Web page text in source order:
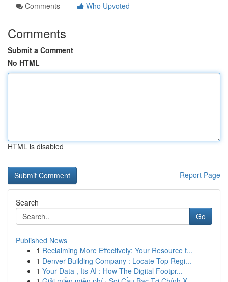
Comments
Who Upvoted
Comments
Submit a Comment
No HTML
HTML is disabled
Report Page
Search
Go
Published News
1 Reclaiming More Effectively: Your Resource t...
1 Denver Building Company : Locate Top Regi...
1 Your Data , Its AI : How The Digital Footpr...